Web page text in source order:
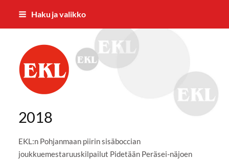
Siirry
Haku ja valikko
Vaasan Eläkkeensaajat ry
2018
EKL:n Pohjanmaan piirin sisäboccian
joukkuemestaruuskilpailut Pidetään Peräsei-näjoen